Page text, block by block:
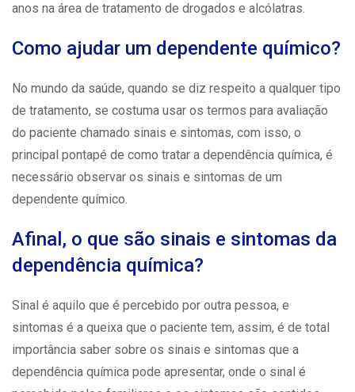
anos na área de tratamento de drogados e alcólatras.
Como ajudar um dependente químico?
No mundo da saúde, quando se diz respeito a qualquer tipo
de tratamento, se costuma usar os termos para avaliação
do paciente chamado sinais e sintomas, com isso, o
principal pontapé de como tratar a dependência química, é
necessário observar os sinais e sintomas de um
dependente químico.
Afinal, o que são sinais e sintomas da
dependência química?
Sinal é aquilo que é percebido por outra pessoa, e
sintomas é a queixa que o paciente tem, assim, é de total
importância saber sobre os sinais e sintomas que a
dependência química pode apresentar, onde o sinal é